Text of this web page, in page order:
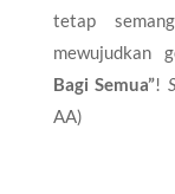
tetap
mewujudkan
Bagi Semua”!
AA)